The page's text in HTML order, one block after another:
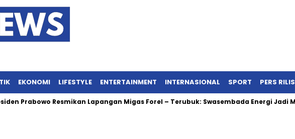
EKONOMI LIFESTYLE ENTERTAINMENT INTERNASIONAL SPORT PERS RILIS
Resmikan Lapangan Migas Forel – Terubuk: Swasembada Energi Jadi Misi Baru